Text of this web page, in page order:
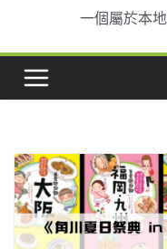
一個屬於本